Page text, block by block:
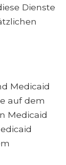
Dienste
Medicaid
auf dem
Medicaid